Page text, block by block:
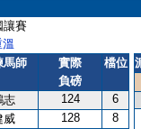
讓賽
馬師
實際
負磅
檔位
志 124
6
威 128
8